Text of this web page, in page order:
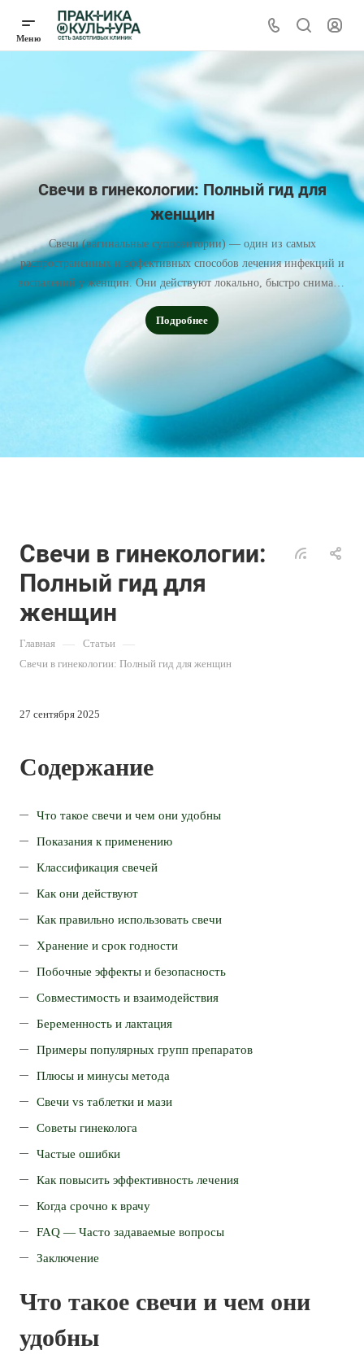
Свечи в гинекологии: Полный гид для
женщин
Свечи (вагинальные суппозитории) — один из самых
распространённых и эффективных способов лечения инфекций и
воспалений у женщин. Они действуют локально, быстро снимают
симптомы и подходят для комплексной терапии
Подробнее
Свечи в гинекологии:
Полный гид для
женщин
Главная — Статьи —
Свечи в гинекологии: Полный гид для женщин
27 сентября 2025
Содержание
Что такое свечи и чем они удобны
Показания к применению
Классификация свечей
Как они действуют
Как правильно использовать свечи
Хранение и срок годности
Побочные эффекты и безопасность
Совместимость и взаимодействия
Беременность и лактация
Примеры популярных групп препаратов
Плюсы и минусы метода
Свечи vs таблетки и мази
Советы гинеколога
Частые ошибки
Как повысить эффективность лечения
Когда срочно к врачу
FAQ — Часто задаваемые вопросы
Заключение
Что такое свечи и чем они
удобны